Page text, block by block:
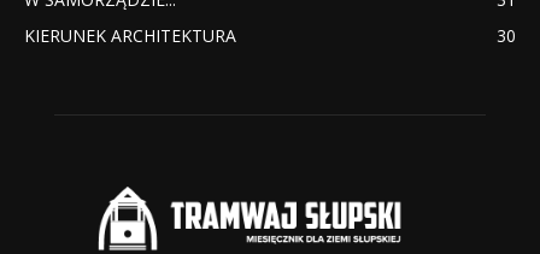
KIERUNEK ARCHITEKTURA
30